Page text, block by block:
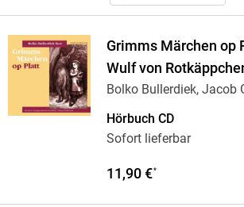
Grimms Märchen op
Wulf von
Bolko Bullerdiek, Jacob
Hörbuch CD
Sofort lieferbar
11,90 €*